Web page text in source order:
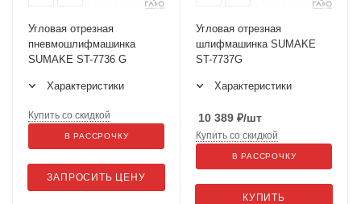
Угловая отрезная
пневмошлифмашинка
SUMAKE ST-7736 G
Характеристики
ЗАПРОСИТЬ ЦЕНУ
Купить со скидкой
В РАССРОЧКУ
Угловая отрезная
шлифмашинка SUMAKE
ST-7737G
Характеристики
10 389 ₽/шт
КУПИТЬ
Купить со скидкой
В РАССРОЧКУ